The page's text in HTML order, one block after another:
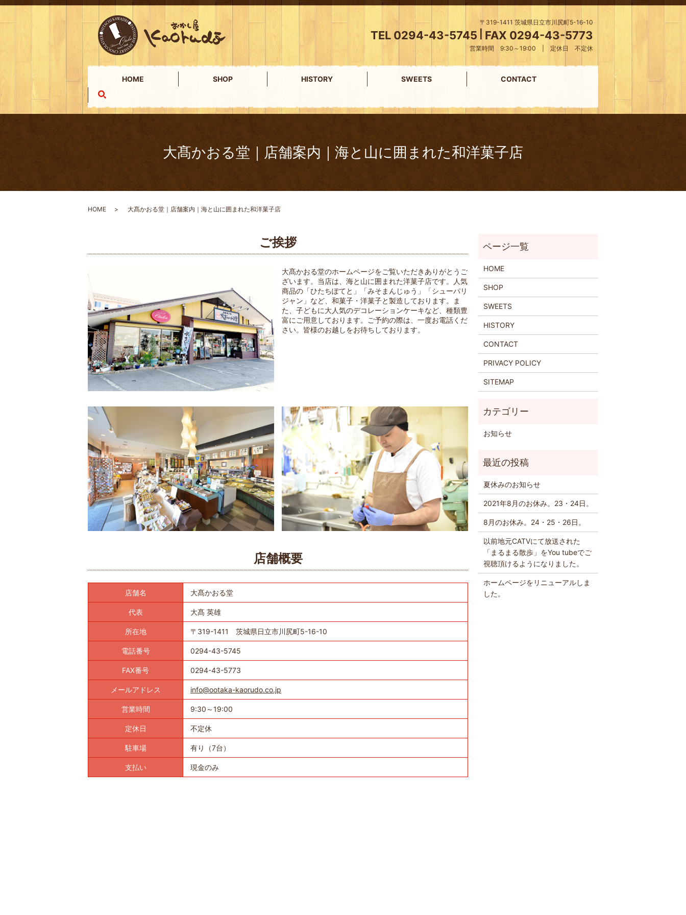
〒319-1411 茨城県日立市川尻町5-16-10
TEL 0294-43-5745 FAX 0294-43-5773
営業時間 9:30～19:00 | 定休日 不定休
HOME SHOP HISTORY SWEETS
CONTACT
search
大髙かおる堂｜店舗案内｜海と山に囲まれた和洋菓子店
HOME 大髙かおる堂｜店舗案内｜海と山に囲まれた和洋菓子店
ご挨拶
大髙かおる堂のホームページをご覧いただきありがとうご
ざいます。当店は、海と山に囲まれた洋菓子店です。人気
商品の「ひたちぽてと」「みそまんじゅう」「シューパリ
ジャン」など、和菓子・洋菓子と製造しております。ま
た、子どもに大人気のデコレーションケーキなど、種類豊
富にご用意しております。ご予約の際は、一度お電話くだ
さい。皆様のお越しをお待ちしております。
店舗概要
店舗名 大髙かおる堂
代表 大髙 英雄
所在地 〒319-1411 茨城県日立市川尻町5-16-10
電話番号 0294-43-5745
FAX番号 0294-43-5773
メールアドレス info@ootaka-kaorudo.co.jp
営業時間 9:30～19:00
定休日 不定休
駐車場 有り（7台）
支払い 現金のみ
HOME
SHOP
SWEETS
HISTORY
CONTACT
PRIVACY POLICY
SITEMAP
お知らせ
夏休みのお知らせ
2021年8月のお休み。23・24日。
8月のお休み。24・25・26日。
以前地元CATVにて放送された
「まるまる散歩」をYou tubeでご
視聴頂けるようになりました。
ホームページをリニューアルしま
した。